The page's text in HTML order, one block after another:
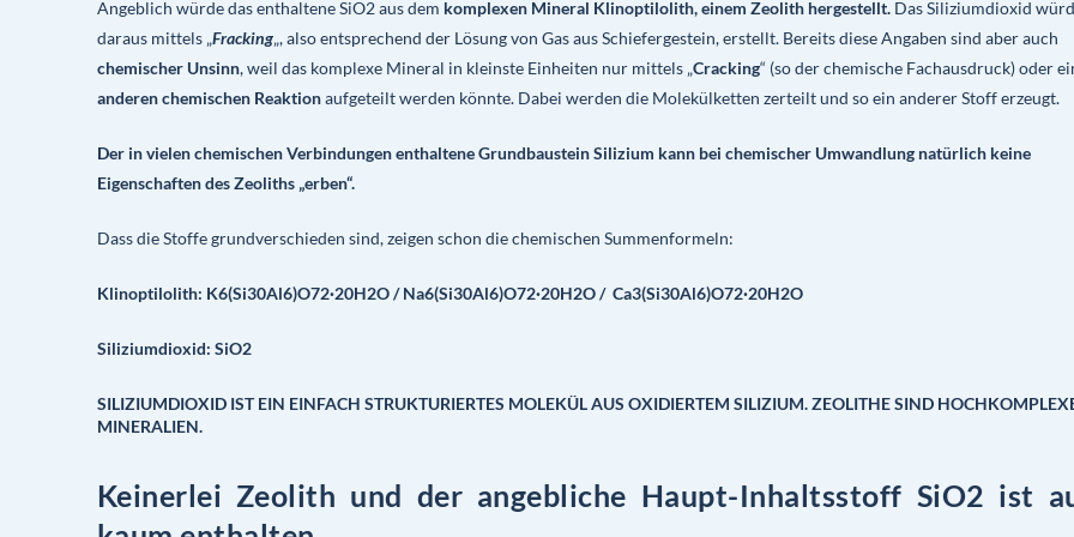
Angeblich würde das enthaltene SiO2 aus dem komplexen Mineral Klinoptilolith, einem Zeolith hergestellt.Das Siliziumdioxid
daraus mittels „Fracking„, also entsprechend der Lösung von Gas aus Schiefergestein, erstellt. Bereits diese Angaben sind aber auch
chemischer Unsinn, weil das komplexe Mineral in kleinste Einheiten nur mittels „Cracking“ (so der chemische Fachausdruck) oder
anderen chemischen Reaktionaufgeteilt werden könnte. Dabei werden die Molekülketten zerteilt und so ein anderer Stoff erzeugt.
Der in vielen chemischen Verbindungen enthaltene Grundbaustein Silizium kann bei chemischer Umwandlung natürlich keine
Eigenschaften des Zeoliths „erben“.
Dass die Stoffe grundverschieden sind, zeigen schon die chemischen Summenformeln:
Klinoptilolith: K6(Si30Al6)O72·20H2O / Na6(Si30Al6)O72·20H2O / Ca3(Si30Al6)O72·20H2O
Siliziumdioxid: SiO2
SILIZIUMDIOXIDIST EIN EINFACH STRUKTURIERTES MOLEKÜL AUS OXIDIERTEM SILIZIUM.ZEOLITHESIND
MINERALIEN.
Keinerlei Zeolith und der angebliche Haupt-Inhaltsstoff SiO2 ist